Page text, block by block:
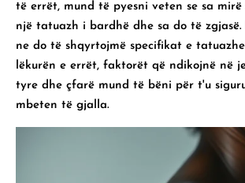
të errët, mund të pyesni veten se sa
një tatuazh i bardhë dhe sa do të
ne do të shqyrtojmë specifikat e
lëkurën e errët, faktorët që ndikojnë në
tyre dhe çfarë mund të bëni për t'u
mbeten të gjalla.